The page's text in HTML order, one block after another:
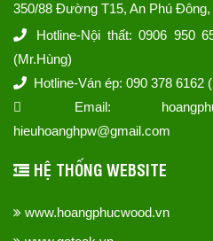
350/88 Đường T15, An Phú Đông,
Hotline-Nội thất: 0906 950
(Mr.Hùng)
Hotline-Ván ép: 090 378 6162
Email:
hieuhoanghpw@gmail.com
HỆ THỐNG WEBSITE
www.hoangphucwood.vn